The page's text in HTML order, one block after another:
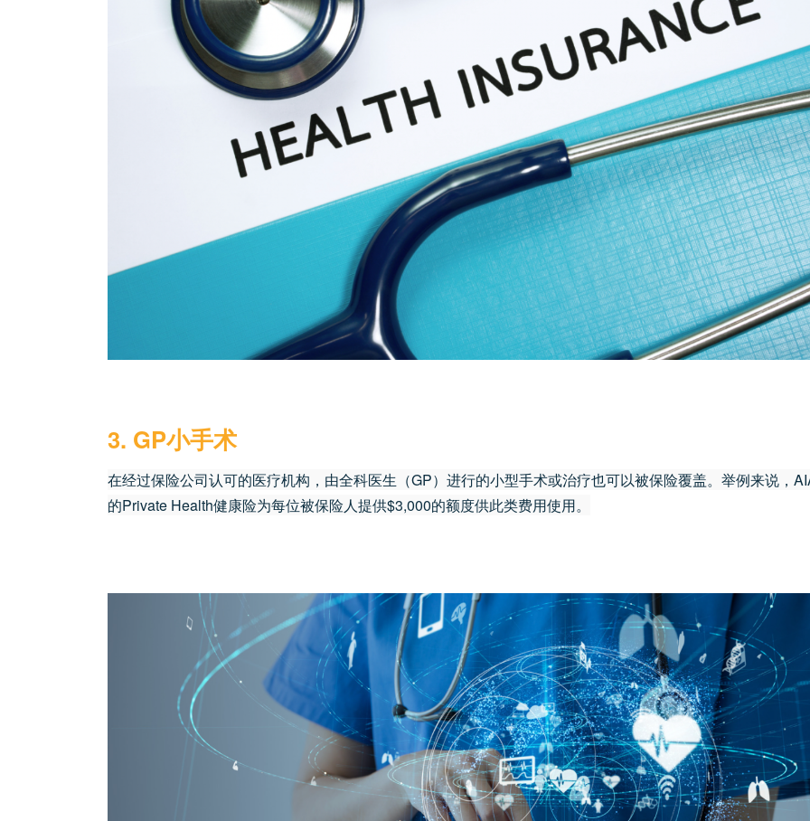
3. GP小手术
在经过保险公司认可的医疗机构，由全科医生（GP）进行的小型手术或治疗也可以被保险覆盖。举例来说，
的Private Health健康险为每位被保险人提供$3,000的额度供此类费用使用。